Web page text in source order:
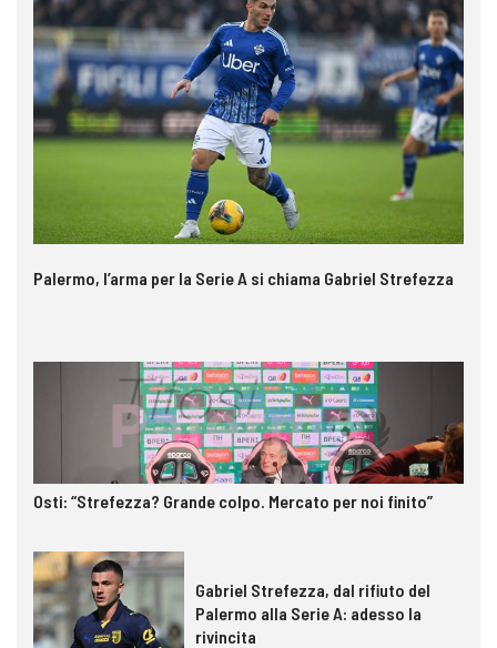
Palermo, l’arma per la Serie A si chiama Gabriel Strefezza
Osti: “Strefezza? Grande colpo. Mercato per noi finito”
Gabriel Strefezza, dal rifiuto del
Palermo alla Serie A: adesso la
rivincita